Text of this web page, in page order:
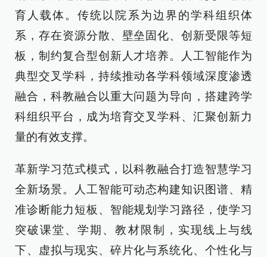
育人载体。传统以院系为边界的学科组织体
系，存在资源分散、壁垒固化、创新受限等短
板，制约复合型创新人才培养。人工智能作为
典型交叉学科，持续推动各学科领域深度渗透
融合，科教融合以重大问题为导向，搭建跨学
科组织平台，成为培育交叉学科、汇聚创新力
量的有效支撑。
革新学习范式模式，以科教融合打造智慧学习
全新场景。人工智能可动态构建知识图谱、精
准诊断能力短板、智能规划学习路径，使学习
突破课堂、学期、教材限制，实现线上与线
下、虚拟与现实、碎片化与系统化、个性化与